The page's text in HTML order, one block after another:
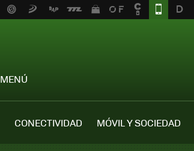
MENÚ
CONECTIVIDAD MÓVIL Y SOCIEDAD